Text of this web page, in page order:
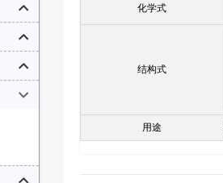
化学式
结构式
用途